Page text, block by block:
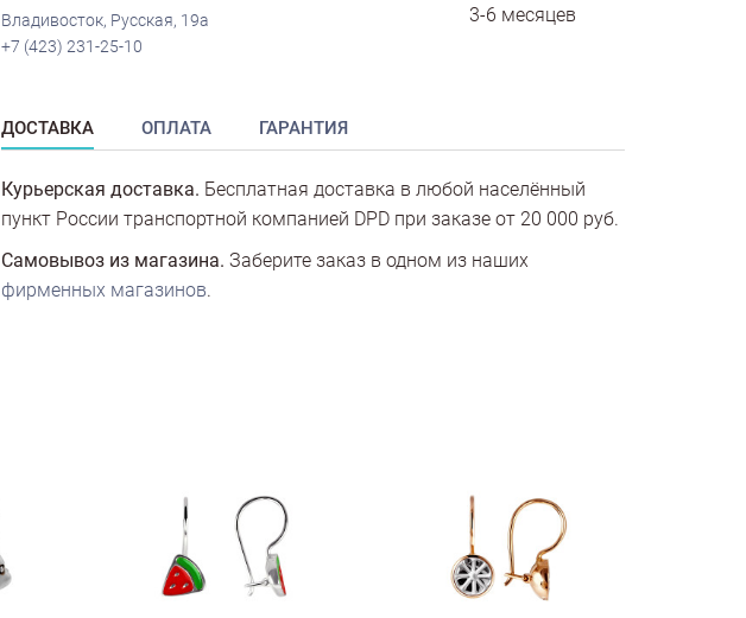
Владивосток, Русская, 19а
+7 (423) 231-25-10
3-6 месяцев
ДОСТАВКА ОПЛАТА ГАРАНТИЯ
Курьерская доставка. Бесплатная доставка в любой населённый
пункт России транспортной компанией DPD при заказе от 20 000 руб.
Самовывоз из магазина. Заберите заказ в одном из наших
фирменных магазинов.